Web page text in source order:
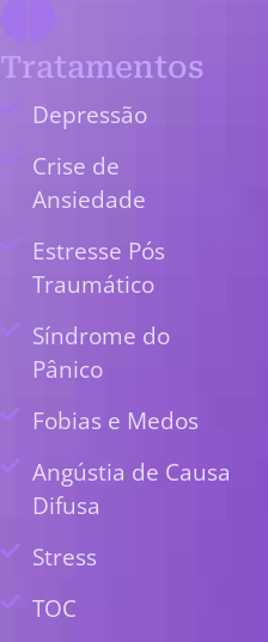
Tratamentos
Depressão
Crise de
Ansiedade
Estresse Pós
Traumático
Síndrome do
Pânico
Fobias e Medos
Angústia de Causa
Difusa
Stress
TOC